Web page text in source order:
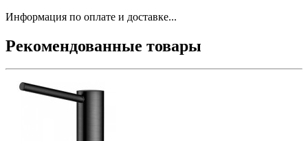
Информация по оплате и доставке...
Рекомендованные товары